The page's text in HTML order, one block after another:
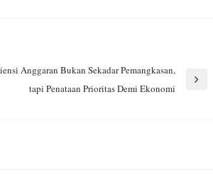
Anggaran Bukan Sekadar Pemangkasan,
tapi Penataan Prioritas Demi Ekonomi